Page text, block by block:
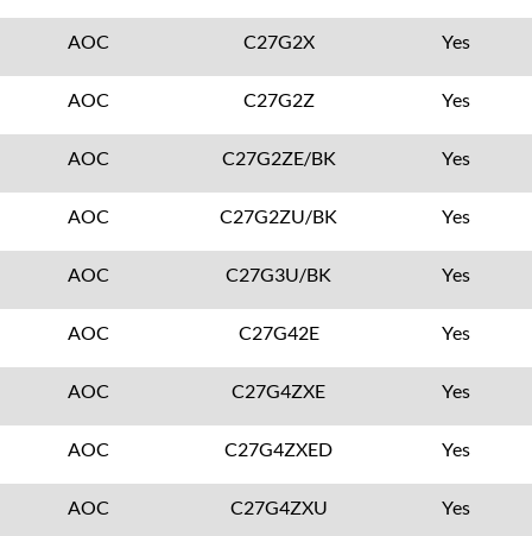
AOC C27G2X Yes
AOC C27G2Z Yes
AOC C27G2ZE/BK Yes
AOC C27G2ZU/BK Yes
AOC C27G3U/BK Yes
AOC C27G42E Yes
AOC C27G4ZXE Yes
AOC C27G4ZXED Yes
AOC C27G4ZXU Yes